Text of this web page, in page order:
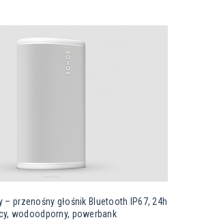
– przenośny głośnik Bluetooth IP67, 24h
wodoodporny, powerbank